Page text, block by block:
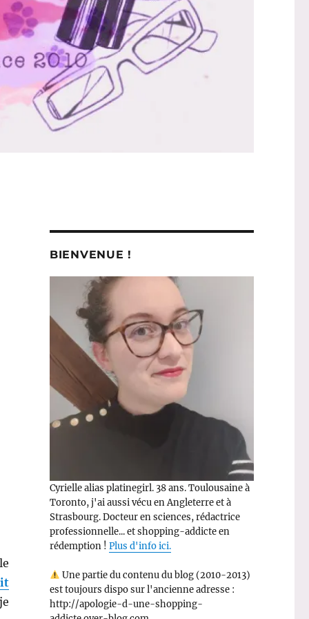
BIENVENUE !
Cyrielle alias platinegirl. 38 ans. Toulousaine à
Toronto, j'ai aussi vécu en Angleterre et à
Strasbourg. Docteur en sciences, rédactrice
professionnelle... et shopping-addicte en
rédemption ! Plus d'info ici.
Une partie du contenu du blog (2010-2013)
est toujours dispo sur l'ancienne adresse :
http://apologie-d-une-shopping-